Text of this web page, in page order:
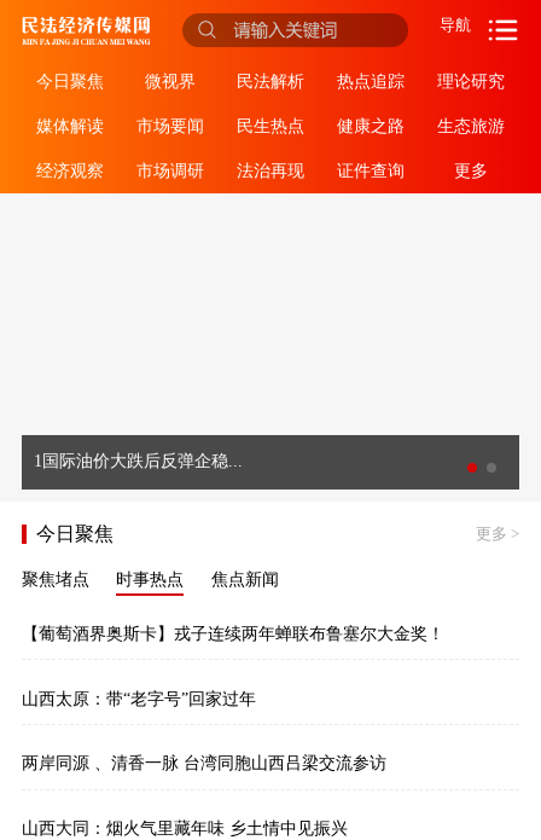
导航
今日聚焦 微视界 民法解析 热点追踪 理论研究
媒体解读 市场要闻 民生热点 健康之路 生态旅游
经济观察 市场调研 法治再现 证件查询 更多
1国际油价大跌后反弹企稳...
今日聚焦 更多 >
聚焦堵点 时事热点 焦点新闻
【葡萄酒界奥斯卡】戎子连续两年蝉联布鲁塞尔大金奖！
山西太原：带“老字号”回家过年
两岸同源 、清香一脉 台湾同胞山西吕梁交流参访
山西大同：烟火气里藏年味 乡土情中见振兴